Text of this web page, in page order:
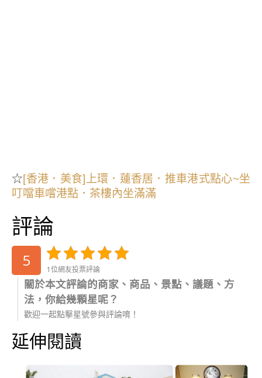
☆[香港．美食]上環．蓮香居．推車港式點心~坐
叮噹車嚐港點．茶樓內坐滿滿
評論
5 1位網友投票評論
關於本文評論的商家、商品、景點、議題、方
法，你給幾顆星呢？
歡迎一起點擊星號參與評論唷！
延伸閱讀